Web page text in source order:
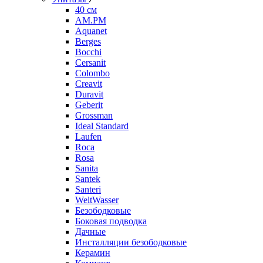
40 см
AM.PM
Aquanet
Berges
Bocchi
Cersanit
Colombo
Creavit
Duravit
Geberit
Grossman
Ideal Standard
Laufen
Roca
Rosa
Sanita
Santek
Santeri
WeltWasser
Безободковые
Боковая подводка
Дачные
Инсталляции безободковые
Керамин